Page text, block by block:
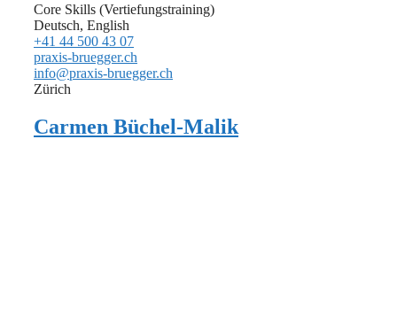
Core Skills (Vertiefungstraining)
Deutsch, English
+41 44 500 43 07
praxis-bruegger.ch
info@praxis-bruegger.ch
Zürich
Carmen Büchel-Malik